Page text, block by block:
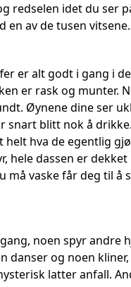
redselen idet du ser
en av de tusen vitsene.
er alt godt i gang i
er rask og munter.
Øynene dine ser
snart blitt nok å
helt hva de egentlig
hele dassen er dekket
må vaske får deg til å
noen spyr andre
danser og noen
latter anfall.